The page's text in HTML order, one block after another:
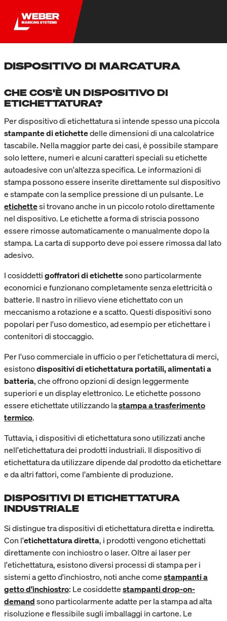
DISPOSITIVO DI MARCATURA
CHE COS'È UN DISPOSITIVO DI
ETICHETTATURA?
Per dispositivo di etichettatura si intende spesso una piccola
stampante di etichettedelle dimensioni di una calcolatrice
tascabile. Nella maggior parte dei casi, è possibile stampare
solo lettere, numeri e alcuni caratteri speciali su etichette
autoadesive con un'altezza specifica. Le informazioni di
stampa possono essere inserite direttamente sul dispositivo
e stampate con la semplice pressione di un pulsante. Le
etichettesi trovano anche in un piccolo rotolo direttamente
nel dispositivo. Le etichette a forma di striscia possono
essere rimosse automaticamente o manualmente dopo la
stampa. La carta di supporto deve poi essere rimossa dal lato
adesivo.
I cosiddettigoffratori di etichettesono particolarmente
economici e funzionano completamente senza elettricità o
batterie. Il nastro in rilievo viene etichettato con un
meccanismo a rotazione e a scatto. Questi dispositivi sono
popolari per l'uso domestico, ad esempio per etichettare i
contenitori di stoccaggio.
Per l'uso commerciale in ufficio o per l'etichettatura di merci,
esistonodispositivi di etichettatura portatili, alimentati a
batteria, che offrono opzioni di design leggermente
superiori e un display elettronico. Le etichette possono
essere etichettate utilizzando lastampa a trasferimento
termico.
Tuttavia, i dispositivi di etichettatura sono utilizzati anche
nell'etichettatura dei prodotti industriali. Il dispositivo di
etichettatura da utilizzare dipende dal prodotto da etichettare
e da altri fattori, come l'ambiente di produzione.
DISPOSITIVI DI ETICHETTATURA
INDUSTRIALE
Si distingue tra dispositivi di etichettatura diretta e indiretta.
Con l'etichettatura diretta, i prodotti vengono etichettati
direttamente con inchiostro o laser. Oltre ai laser per
l'etichettatura, esistono diversi processi di stampa per i
sistemi a getto d'inchiostro, noti anche comestampanti a
getto d'inchiostro: Le cosiddettestampanti drop-on-
demandsono particolarmente adatte per la stampa ad alta
risoluzione e flessibile sugli imballaggi in cartone. Le